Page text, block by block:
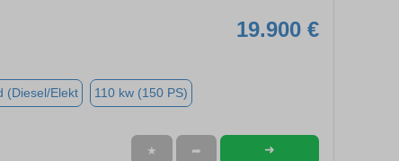
19.900 €
(Diesel/Elekt 110 kw (150 PS)
★ ➦ ➜